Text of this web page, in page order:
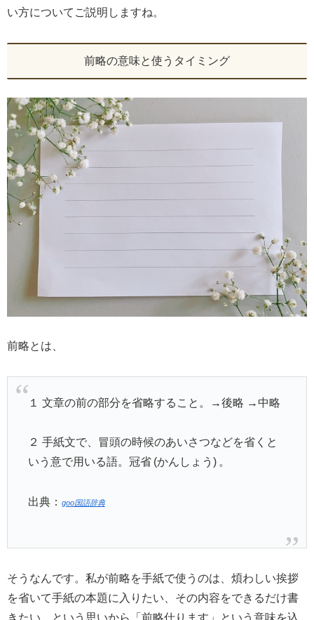
い方についてご説明しますね。
前略の意味と使うタイミング
前略とは、
１ 文章の前の部分を省略すること。→後略 →中略
２ 手紙文で、冒頭の時候のあいさつなどを省くと
いう意で用いる語。冠省 (かんしょう) 。
出典： goo国語辞典
そうなんです。私が前略を手紙で使うのは、煩わしい挨拶
を省いて手紙の本題に入りたい、その内容をできるだけ書